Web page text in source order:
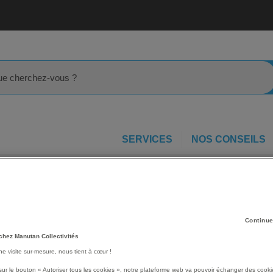
SERVICES NOS CONSEILS
Manutan Collectivités
visite sur-mesure, nous tient à cœur !
le bouton « Autoriser tous les cookies », notre plateforme web va pouvoir échanger des